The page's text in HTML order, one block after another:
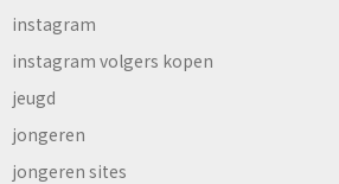
instagram
instagram volgers kopen
jeugd
jongeren
jongeren sites